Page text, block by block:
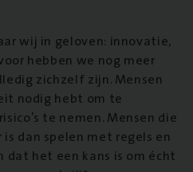
wij in geloven: innovatie,
hebben we nog meer
zichzelf zijn. Mensen
nodig hebt om te
te nemen. Mensen die
dan spelen met regels en
dat het een kans is om écht